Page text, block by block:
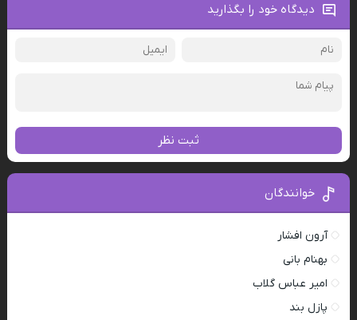
دیدگاه خود را بگذارید
ثبت نظر
خوانندگان
آرون افشار
بهنام بانی
امیر عباس گلاب
پازل بند